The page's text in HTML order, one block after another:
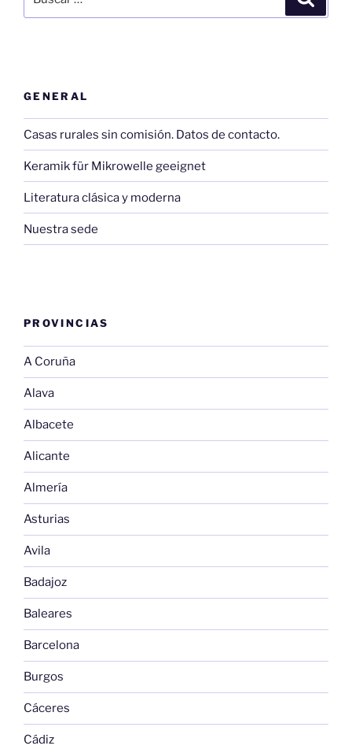
por:
GENERAL
Casas rurales sin comisión. Datos de contacto.
Keramik für Mikrowelle geeignet
Literatura clásica y moderna
Nuestra sede
PROVINCIAS
A Coruña
Alava
Albacete
Alicante
Almería
Asturias
Avila
Badajoz
Baleares
Barcelona
Burgos
Cáceres
Cádiz